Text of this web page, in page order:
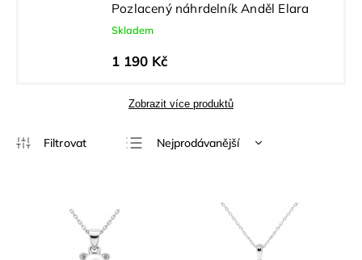
Pozlacený náhrdelník Anděl Elara
Skladem
1 190 Kč
Zobrazit více produktů
Nejprodávanější